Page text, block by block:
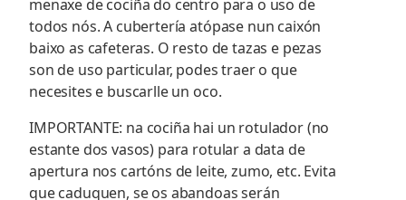
menaxe de cociña do centro para o uso de
todos nós. A cubertería atópase nun caixón
baixo as cafeteras. O resto de tazas e pezas
son de uso particular, podes traer o que
necesites e buscarlle un oco.
IMPORTANTE: na cociña hai un rotulador (no
estante dos vasos) para rotular a data de
apertura nos cartóns de leite, zumo, etc. Evita
que caduquen, se os abandoas serán